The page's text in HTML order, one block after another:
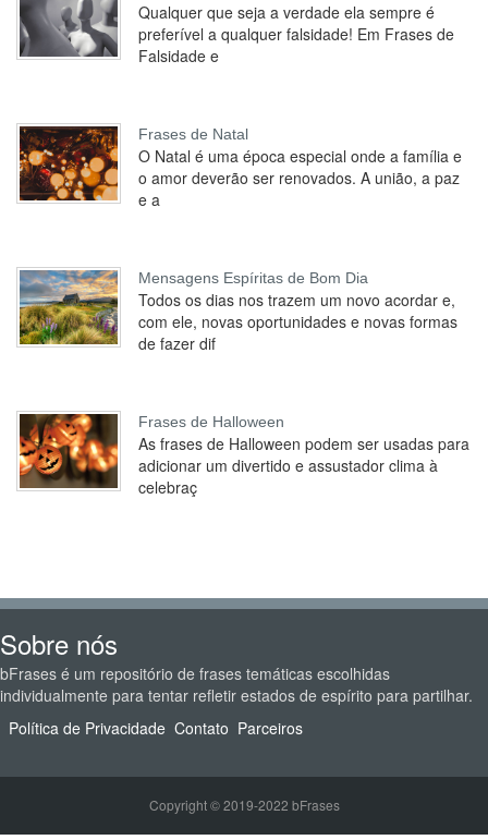
Qualquer que seja a verdade ela sempre é
preferível a qualquer falsidade! Em Frases de
Falsidade e
Frases de Natal
O Natal é uma época especial onde a família e
o amor deverão ser renovados. A união, a paz
e a
Mensagens Espíritas de Bom Dia
Todos os dias nos trazem um novo acordar e,
com ele, novas oportunidades e novas formas
de fazer dif
Frases de Halloween
As frases de Halloween podem ser usadas para
adicionar um divertido e assustador clima à
celebraç
Sobre nós
bFrases é um repositório de frases temáticas escolhidas
individualmente para tentar refletir estados de espírito para partilhar.
Política de Privacidade Contato Parceiros
Copyright © 2019-2022 bFrases